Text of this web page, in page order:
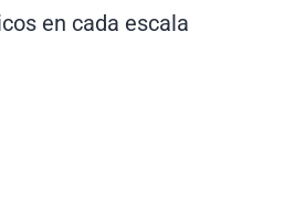
en cada escala